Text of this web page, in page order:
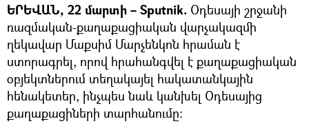
ԵՐԵՎԱՆ, 22 մարտի – Sputnik. Օդեսայի շրջանի
ռազմական-քաղաքացիական վարչակազմի
ղեկավար Մաքսիմ Մարչենկոն հրաման է
ստորագրել, որով հրահանգվել է քաղաքացիական
օբյեկտներում տեղակայել հակատանկային
հենակետեր, ինչպես նաև կանխել Օդեսայից
քաղաքացիների տարհանումը։